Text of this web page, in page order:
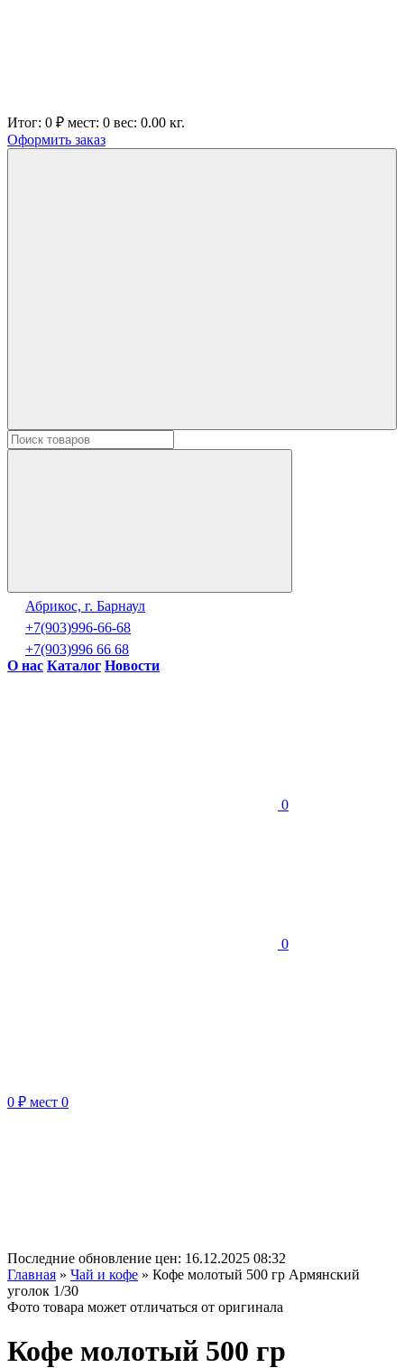
Итог: 0 ₽ мест: 0 вес: 0.00 кг.
Оформить заказ
Абрикос, г. Барнаул
+7(903)996-66-68
+7(903)996 66 68
О нас Каталог Новости
0
0
0 ₽ мест 0
Последние обновление цен: 16.12.2025 08:32
Главная » Чай и кофе » Кофе молотый 500 гр Армянский
уголок 1/30
Фото товара может отличаться от оригинала
Кофе молотый 500 гр